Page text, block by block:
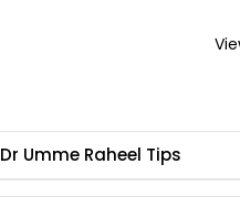
Dr Umme Raheel Tips